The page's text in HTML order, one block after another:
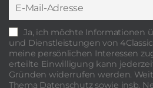
Ja, ich möchte Informationen
und Dienstleistungen von
meine persönlichen Interessen
erteilte Einwilligung kann
Gründen widerrufen werden.
Thema Datenschutz sowie insb.